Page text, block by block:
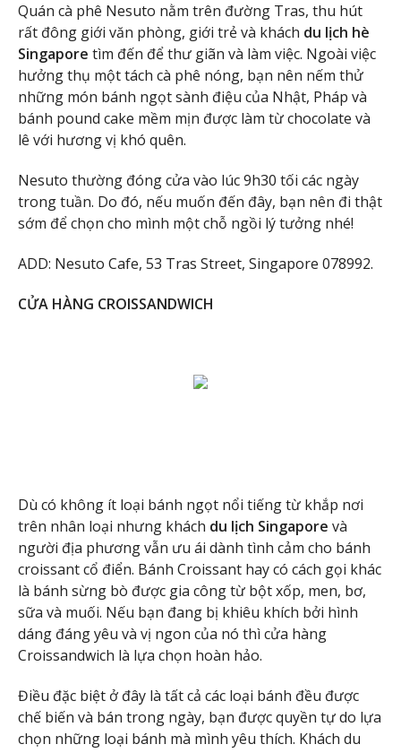
Quán cà phê Nesuto nằm trên đường Tras, thu hút
rất đông giới văn phòng, giới trẻ và khách du lịch hè
Singapore tìm đến để thư giãn và làm việc. Ngoài việc
hưởng thụ một tách cà phê nóng, bạn nên nếm thử
những món bánh ngọt sành điệu của Nhật, Pháp và
bánh pound cake mềm mịn được làm từ chocolate và
lê với hương vị khó quên.
Nesuto thường đóng cửa vào lúc 9h30 tối các ngày
trong tuần. Do đó, nếu muốn đến đây, bạn nên đi thật
sớm để chọn cho mình một chỗ ngồi lý tưởng nhé!
ADD: Nesuto Cafe, 53 Tras Street, Singapore 078992.
CỬA HÀNG CROISSANDWICH
Dù có không ít loại bánh ngọt nổi tiếng từ khắp nơi
trên nhân loại nhưng khách du lịch Singapore và
người địa phương vẫn ưu ái dành tình cảm cho bánh
croissant cổ điển. Bánh Croissant hay có cách gọi khác
là bánh sừng bò được gia công từ bột xốp, men, bơ,
sữa và muối. Nếu bạn đang bị khiêu khích bởi hình
dáng đáng yêu và vị ngon của nó thì cửa hàng
Croissandwich là lựa chọn hoàn hảo.
Điều đặc biệt ở đây là tất cả các loại bánh đều được
chế biến và bán trong ngày, bạn được quyền tự do lựa
chọn những loại bánh mà mình yêu thích. Khách du